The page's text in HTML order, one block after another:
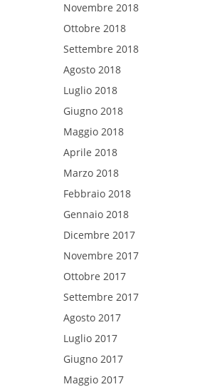
Novembre 2018
Ottobre 2018
Settembre 2018
Agosto 2018
Luglio 2018
Giugno 2018
Maggio 2018
Aprile 2018
Marzo 2018
Febbraio 2018
Gennaio 2018
Dicembre 2017
Novembre 2017
Ottobre 2017
Settembre 2017
Agosto 2017
Luglio 2017
Giugno 2017
Maggio 2017